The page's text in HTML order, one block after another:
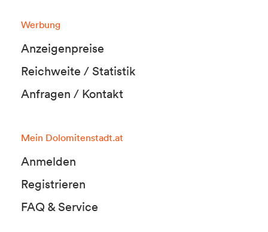
Werbung
Anzeigenpreise
Reichweite / Statistik
Anfragen / Kontakt
Mein Dolomitenstadt.at
Anmelden
Registrieren
FAQ & Service